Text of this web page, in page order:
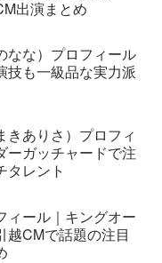
出演まとめ
なな）プロフィール
技も一級品な実力派
きありさ）プロフィ
ーガッチャードで注
タレント
ィール｜キングオー
越CMで話題の注目